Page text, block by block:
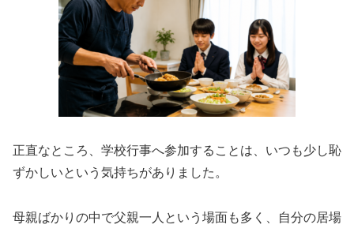
正直なところ、学校行事へ参加することは、いつも少し恥
ずかしいという気持ちがありました。
母親ばかりの中で父親一人という場面も多く、自分の居場